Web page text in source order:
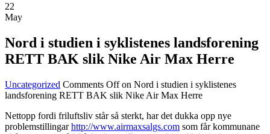
22
May
Nord i studien i syklistenes landsforening
RETT BAK slik Nike Air Max Herre
Uncategorized Comments Offon Nord i studien i syklistenes
landsforening RETT BAK slik Nike Air Max Herre
Nettopp fordi friluftsliv står så sterkt, har det dukka opp nye
problemstillingarhttp://www.airmaxsalgs.com som får kommunane